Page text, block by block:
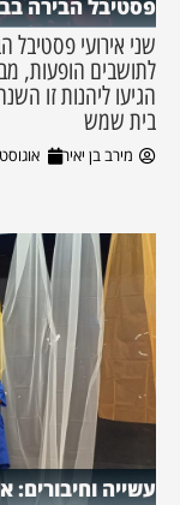
פסטיבל הבירה
שני אירועי פסטיבל
לתושבים הופעות,
הגיעו ליהנות זו
בית שמש
מירב בן יאיר אוגוסט 4,
עשייה וחיבורים: